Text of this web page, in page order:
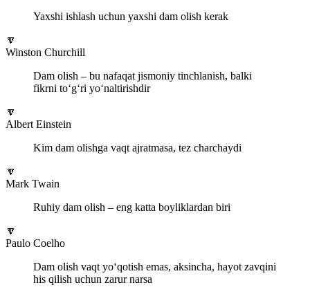
Yaxshi ishlash uchun yaxshi dam olish kerak
🔽
Winston Churchill
Dam olish – bu nafaqat jismoniy tinchlanish, balki
fikrni to‘g‘ri yo‘naltirishdir
🔽
Albert Einstein
Kim dam olishga vaqt ajratmasa, tez charchaydi
🔽
Mark Twain
Ruhiy dam olish – eng katta boyliklardan biri
🔽
Paulo Coelho
Dam olish vaqt yo‘qotish emas, aksincha, hayot zavqini
his qilish uchun zarur narsa